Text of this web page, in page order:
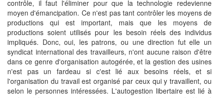
contrôle, il faut l'éliminer pour que la technologie redevienne
moyen d'émancipation. Ce n'est pas tant contrôler les moyens de
productions qui est important, mais que les moyens de
productions soient utilisés pour les besoin réels des individus
impliqués. Donc, oui, les patrons, ou une direction fut elle un
syndicat international des travailleurs, n'ont aucune raison d'être
dans ce genre d'organisation autogérée, et la gestion des usines
n'est pas un fardeau si c'est lié aux besoins réels, et si
l'organisation du travail est organisé par ceux qui y travaillent, ou
selon le personnes intéressées. L'autogestion libertaire est lié à